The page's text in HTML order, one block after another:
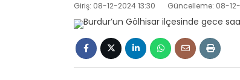
Giriş: 08-12-2024 13:30 Güncelleme: 08-